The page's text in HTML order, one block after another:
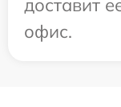
офис.